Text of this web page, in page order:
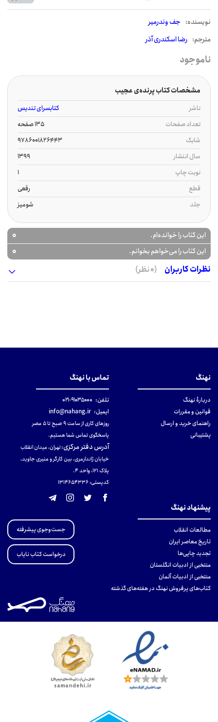
نويسنده: جف وندرمیر
مترجم: رضا اسکندری آذر
ناموجود
مشخصات کتاب پرنده‌ی عجیب
ناشر
کتابسرای تندیس
تعداد صفحات
135 صفحه
شابک
9786001826443
سال انتشار
1399
نوبت چاپ
1
قطع
رقعی
جلد
شومیز
این کتاب را خوانده‌ام. 0
این کتاب را می‌خواهم بخوانم.
0
نظرات کاربران
(0 نظر)
نهنگ
دربارهٔ نهنگ
قوانین و مقررات
راهنمای خرید و ارسال
پشتیبانی
تماس با نهنگ
تلفن: ۹۱۰۳۵۰۰۰-۰۲۱
ایمیل: info@nahang.ir
روزهای کاری از ساعت ۹ صبح تا ۵ عصر
پاسخگوی تماس شما هستیم.
آدرس دفتر مرکزی:تهران، میدان انقلاب
خیابان ژاندارمری، بین کارگر و منیری جاوید،
پلاک 121، واحد ۴.
کدپستی: 131465433۶
پیشنهاد نهنگ
مطالعات انقلاب
تاریخ معاصر ایران
تجدید چاپی‌ها
منتخبی از ادبیات انگلستان
منتخبی از ادبیات آلمان
کتاب‌های پرفروش نهنگ در هفته‌های گذشته
جست‌وجوی پیشرفته
درخواست کتاب نایاب